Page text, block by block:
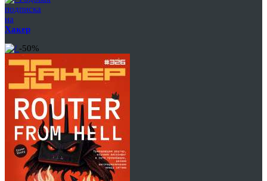
подписка
на
Хакер
-50%